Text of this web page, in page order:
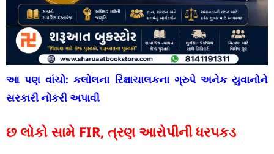
આ પણ વાંચો:કલોલના રિક્ષાચાલકના ગ્રુપે અનેક યુવાનોને
સરકારી નોકરી અપાવી
છ લોકો સામે FIR, ત્રણ આરોપીની ધરપકડ